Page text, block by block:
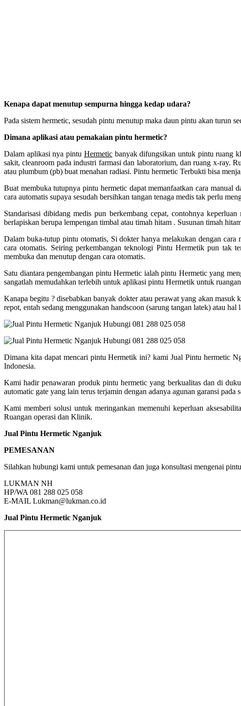
Kenapa dapat menutup sempurna hingga kedap udara?
Pada sistem hermetic, sesudah pintu menutup maka daun pintu akan turun
Dimana aplikasi atau pemakaian pintu hermetic?
Dalam aplikasi nya pintu Hermeticbanyak difungsikan untuk pintu ruang
sakit, cleanroom pada industri farmasi dan laboratorium, dan ruang x-ray.
atau plumbum (pb) buat menahan radiasi. Pintu hermetic Terbukti bisa
Buat membuka tutupnya pintu hermetic dapat memanfaatkan cara
cara automatis supaya sesudah bersihkan tangan tenaga medis tak perlu
Standarisasi dibidang medis pun berkembang cepat, contohnya
berlapiskan berupa lempengan timbal atau timah hitam . Susunan timah
Dalam buka-tutup pintu otomatis, Si dokter hanya melakukan dengan
cara otomatis. Seiring perkembangan teknologi Pintu Hermetik pun tak
membuka dan menutup dengan cara otomatis.
Satu diantara pengembangan pintu Hermetic ialah pintu Hermetic yang
sangatlah memudahkan terlebih untuk aplikasi pintu Hermetik untuk
Kanapa begitu ? disebabkan banyak dokter atau perawat yang akan
repot, entah sedang menggunakan handscoon (sarung tangan latek) atau hal
Dimana kita dapat mencari pintu Hermetik ini? kami Jual Pintu hermetic
Indonesia.
Kami hadir penawaran produk pintu hermetic yang berkualitas dan di
automatic gate yang lain terus terjamin dengan adanya agunan garansi pada
Kami memberi solusi untuk meringankan memenuhi keperluan
Ruangan operasi dan Klinik.
Jual Pintu Hermetic Nganjuk
PEMESANAN
Silahkan hubungi kami untuk pemesanan dan juga konsultasi mengenai
LUKMAN NH
HP/WA 081 288 025 058
E-MAIL Lukman@lukman.co.id
Jual Pintu Hermetic Nganjuk